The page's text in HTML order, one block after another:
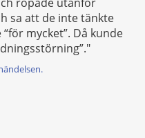
sa att de inte tänkte
mycket”. Då kunde